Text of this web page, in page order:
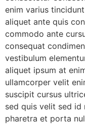
enim varius
aliquet ante quis
commodo ante
consequat
vestibulum
aliquet ipsum at
ullamcorper velit
suscipit cursus
sed quis velit sed id
pharetra et porta